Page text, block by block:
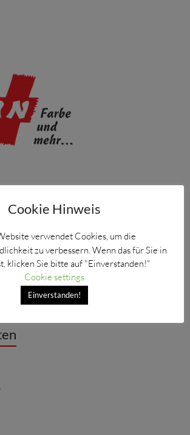
30
heun.de
Cookie Hinweis
verwendet Cookies, um die
zu verbessern. Wenn das für Sie in
klicken Sie bitte auf "Einverstanden!"
Cookie settings
Einverstanden!